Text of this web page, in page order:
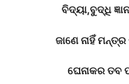
ବିଦ୍ୟା,ବୁଦ୍ଧି
ଜାଣେ ନାହିଁ ମନ୍ତ୍ର
ଘେନାକର ତବ